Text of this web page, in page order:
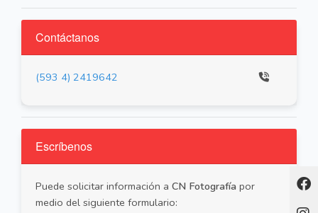
Contáctanos
(593 4) 2419642
Escríbenos
Puede solicitar información a CN Fotografía por
medio del siguiente formulario: